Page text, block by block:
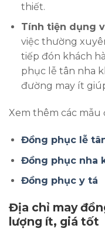
thiết.
Tính tiện dụng
việc thường
tiếp đón khách
phục lễ tân nha
đường may ít
Xem thêm các
Đồng phục lễ
Đồng phục nha
Đồng phục y tá
Địa chỉ may
lượng ít, giá tốt